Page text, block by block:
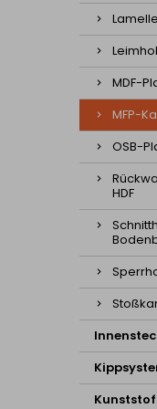
MDF-
MFP-
OSB-
HDF